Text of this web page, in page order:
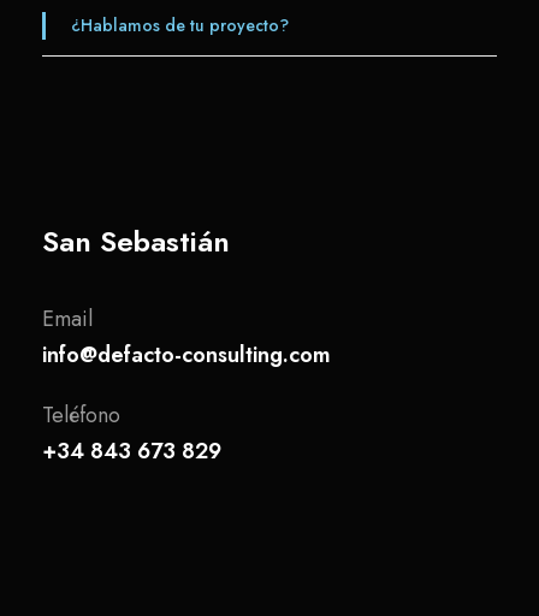
¿Hablamos de tu proyecto?
San Sebastián
Email
info@defacto-consulting.com
Teléfono
+34 843 673 829